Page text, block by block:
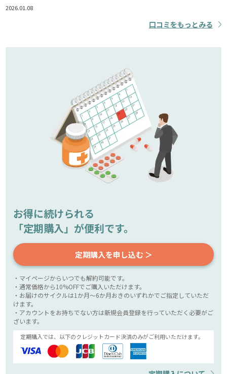
2026.01.08
口コミをもっとみる
お得に続けられる
「定期購入」が便利です。
定期購入を申し込む ＞
・マイページからいつでも解約可能です。
・通常価格から10%OFFでご購入いただけます。
・お届けのサイクルは1か月～6か月おきのいずれかでご指定していただ
けます。
・アカウントをお持ちでない方は新規会員登録を行っていただく必要がご
ざいます。
定期購入では、以下のクレジットカード決済のみがご利用いただけます。